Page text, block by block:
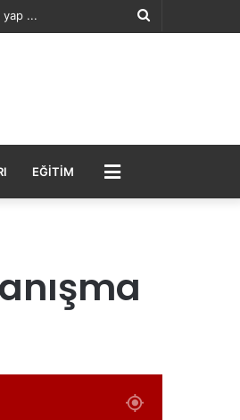
Arama
EĞITIM MENÜ